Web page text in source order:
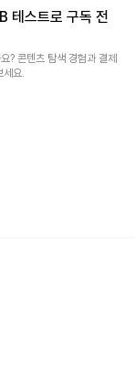
테스트로 구독 전
? 콘텐츠 탐색 경험과 결제
요.